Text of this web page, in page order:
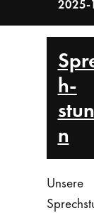
2025-
h­
n
Unsere